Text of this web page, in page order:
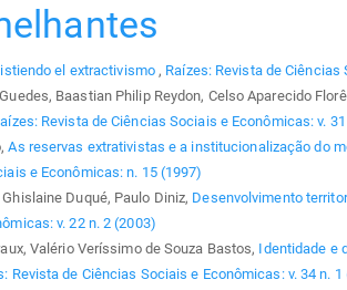
el extractivismo, Raízes: Revista de Ciências
Baastian Philip Reydon, Celso Aparecido
Revista de Ciências Sociais e Econômicas: v.
As reservas extrativistas e a institucionalização do
e Econômicas: n. 15 (1997)
Duqué, Paulo Diniz, Desenvolvimento
v. 22 n. 2 (2003)
Valério Veríssimo de Souza Bastos, Identidade e
Revista de Ciências Sociais e Econômicas: v. 34 n. 1